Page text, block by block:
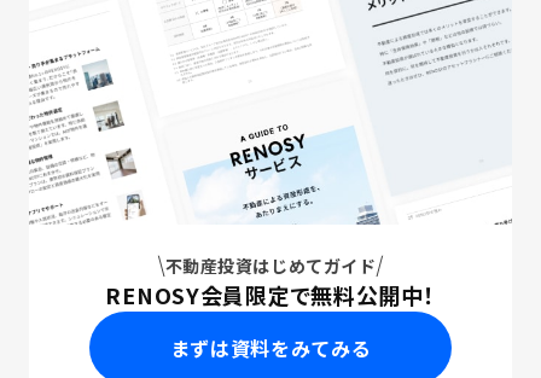
不動産投資はじめてガイド
RENOSY会員限定で無料公開中！
まずは資料をみてみる